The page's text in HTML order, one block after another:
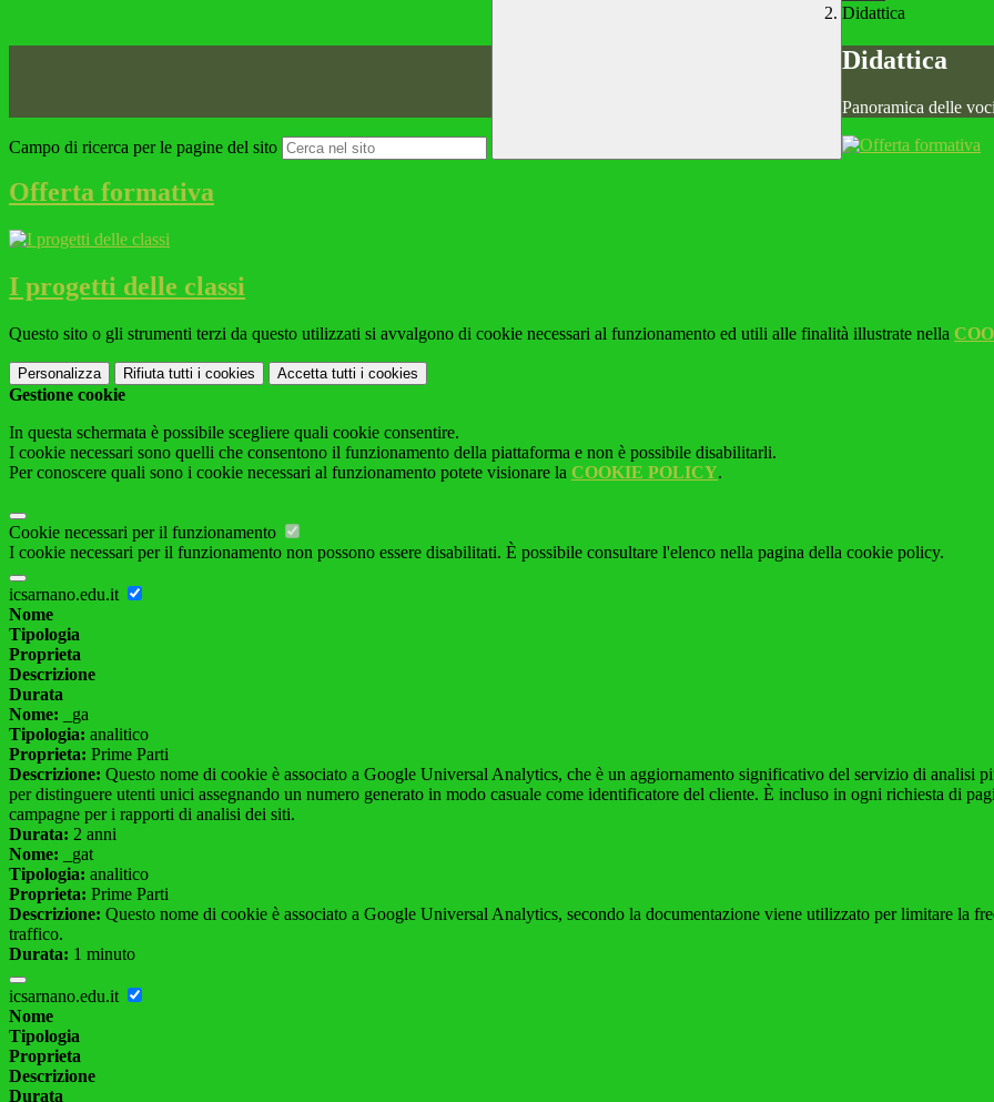
Campo di ricerca per le pagine del sito
Didattica
Didattica
Panoramica delle
Offerta formativa
I progetti delle classi
Questo sito o gli strumenti terzi da questo utilizzati si avvalgono di cookie necessari al funzionamento ed utili alle finalità illustrate nella
Personalizza Rifiuta tutti i cookies Accetta tutti i cookies
Gestione cookie
In questa schermata è possibile scegliere quali cookie consentire.
I cookie necessari sono quelli che consentono il funzionamento della piattaforma e non è possibile disabilitarli.
Per conoscere quali sono i cookie necessari al funzionamento potete visionare la COOKIE POLICY.
Cookie necessari per il funzionamento
I cookie necessari per il funzionamento non possono essere disabilitati. È possibile consultare l'elenco nella pagina della cookie policy.
icsarnano.edu.it
Nome
Tipologia
Proprieta
Descrizione
Durata
Nome: _ga
Tipologia: analitico
Proprieta: Prime Parti
Descrizione: Questo nome di cookie è associato a Google Universal Analytics, che è un aggiornamento significativo del servizio di analisi
per distinguere utenti unici assegnando un numero generato in modo casuale come identificatore del cliente. È incluso in ogni richiesta di
campagne per i rapporti di analisi dei siti.
Durata: 2 anni
Nome: _gat
Tipologia: analitico
Proprieta: Prime Parti
Descrizione: Questo nome di cookie è associato a Google Universal Analytics, secondo la documentazione viene utilizzato per limitare la
traffico.
Durata: 1 minuto
icsarnano.edu.it
Nome
Tipologia
Proprieta
Descrizione
Durata